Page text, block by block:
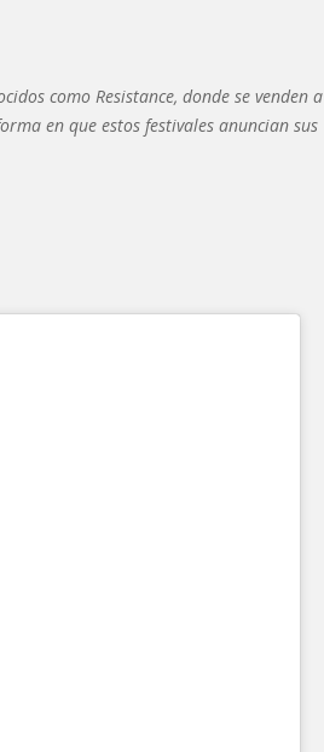
como Resistance, donde se venden a
en que estos festivales anuncian sus